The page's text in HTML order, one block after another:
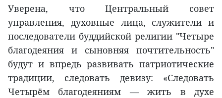
Уверена, что Центральный совет
управления, духовные лица, служители и
последователи буддийской религии "Четыре
благодеяния и сыновняя почтительность"
будут и впредь развивать патриотические
традиции, следовать девизу: «Следовать
Четырём благодеяниям — жить в духе